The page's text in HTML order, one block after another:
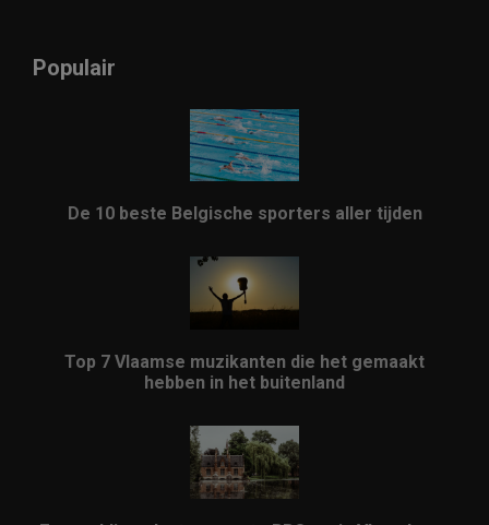
Populair
De 10 beste Belgische sporters aller tijden
Top 7 Vlaamse muzikanten die het gemaakt
hebben in het buitenland